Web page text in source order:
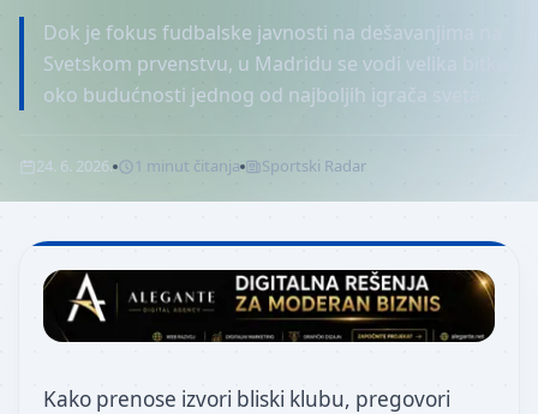
Dok je fokus fudbalske javnosti na dešavanjima na
Svetskom prvenstvu, u Madridu se vodi velika bitka
oko budućnosti jednog od najboljih igrača sveta.
24. 6. 2026. 1 minut čitanja Sportski Radar
Kako prenose izvori bliski klubu, pregovori